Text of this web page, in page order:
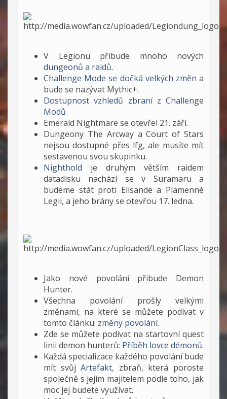
V Legionu přibude mnoho nových
dungeonů a raidů.
Challenge Mode se dočká velkých změn a
bude se nazývat Mythic+.
Dostupnost vzhledů zbraní z Challenge
Modů
Emerald Nightmare se otevřel 21. září.
Dungeony The Arcway a Court of Stars
nejsou dostupné přes lfg, ale musíte mít
sestavenou svou skupinku.
Nighthold je druhým větším raidem
datadisku nachází se v Suramaru a
budeme stát proti Elisande a Plamenné
Legii, a jeho brány se otevřou 17. ledna.
Jako nové povolání přibude Demon
Hunter.
Všechna povolání prošly velkými
změnami, na které se můžete podívat v
tomto článku: změny povolání.
Zde se můžete podívat na startovní quest
linii demon hunterů: Příběh lovce démonů.
Každá specializace každého povolání bude
mít svůjArtefakt, zbraň, která poroste
společně s jejím majitelem podle toho, jak
moc jej budete využívat.